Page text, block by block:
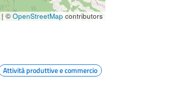
|© OpenStreetMap contributors
Attività produttive e commercio